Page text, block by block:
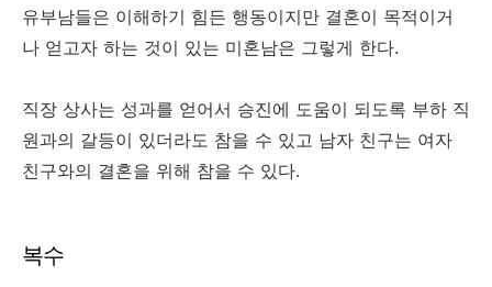
유부남들은 이해하기 힘든 행동이지만 결혼이 목적이거
나 얻고자 하는 것이 있는 미혼남은 그렇게 한다.
직장 상사는 성과를 얻어서 승진에 도움이 되도록 부하 직
원과의 갈등이 있더라도 참을 수 있고 남자 친구는 여자
친구와의 결혼을 위해 참을 수 있다.
복수